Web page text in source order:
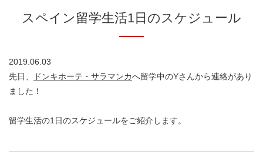
スペイン留学生活1日のスケジュール
2019.06.03
先日、
ドンキホーテ・サラマンカへ留学中のYさんから連絡があり
ました！
留学生活の1日のスケジュールをご紹介します。